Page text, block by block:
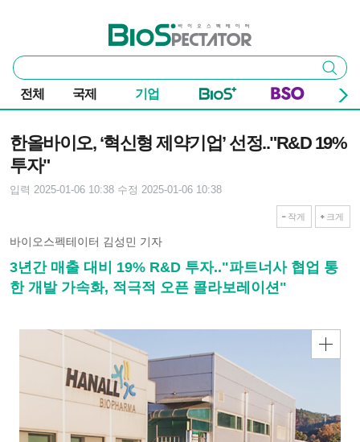
바이오스펙테이터
통
합
검
색
검색
전체 국제 기업
한올바이오, ‘혁신형 제약기업’ 선정.."R&D 19%
투자"
입력 2025-01-06 10:38 수정 2025-01-06 10:38
작게 크게
바이오스펙테이터 김성민 기자
3년간 매출 대비 19% R&D 투자.."파트너사 협업 통
한 개발 가속화, 적극적 오픈 콜라보레이션"